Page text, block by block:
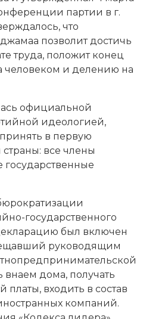
партии в г.
что
позволит достичь
труда, положит конец
человеком и делению на
официальной
идеологией,
в первую
все члены
государственного
был включен
руководящим
внаем дома, получать
платы, входить в состав
компаний.